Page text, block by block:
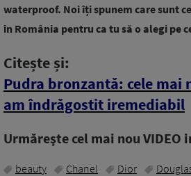
waterproof. Noi îți spunem care sunt
în România pentru ca tu să o alegi pe
Citește și:
Pudra bronzantă: cele mai
am îndrăgostit iremediabil
Urmăreşte cel mai nou VIDEO
beauty Chanel Dior